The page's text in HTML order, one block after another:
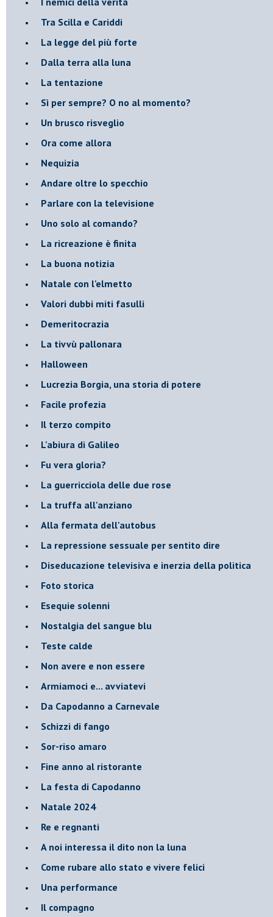
Tra Scilla e Cariddi
La legge del più forte
Dalla terra alla luna
La tentazione
​Sì per sempre? O no al momento?
Un brusco risveglio
Ora come allora
Nequizia
Andare oltre lo specchio
Parlare con la televisione
Uno solo al comando?
La ricreazione è finita
La buona notizia
Natale con l'elmetto
Valori dubbi miti fasulli
Demeritocrazia
La tivvù pallonara
Halloween
​Lucrezia Borgia, una storia di potere
Facile profezia
Il terzo compito
L'abiura di Galileo
Fu vera gloria?
La guerricciola delle due rose
La truffa all'anziano
Alla fermata dell'autobus
La repressione sessuale per sentito dire
Diseducazione televisiva e inerzia della politica
Foto storica
Esequie solenni
Nostalgia del sangue blu
Teste calde
Non avere e non essere
Armiamoci e... avviatevi
Da Capodanno a Carnevale
Schizzi di fango
Sor-riso amaro
Fine anno al ristorante
La festa di Capodanno
Natale 2024
Re e regnanti
A noi interessa il dito non la luna
Come rubare allo stato e vivere felici
Una performance
Il compagno